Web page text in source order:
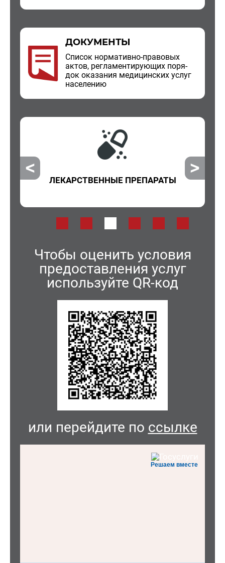
ДОКУМЕНТЫ
Спи­сок нор­ма­тив­но-пра­во­вых
актов, ре­гла­мен­ти­ру­ю­щих по­ря­
док ока­за­ния ме­ди­цин­ских услуг
на­се­ле­нию
ЛЕКАРСТВЕННЫЕ ПРЕПАРАТЫ
Чтобы оценить условия
предоставления услуг
используйте QR-код
или перейдите по ссылке
Решаем вместе